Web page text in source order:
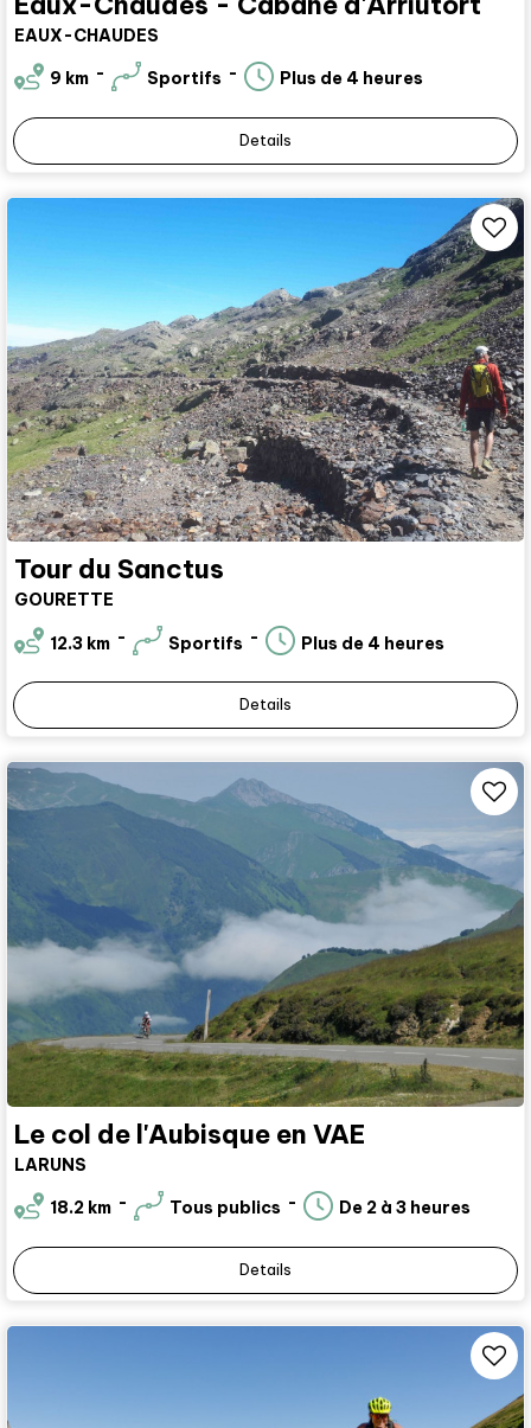
EAUX-CHAUDES
9 km Sportifs Plus de 4 heures
Details
Tour du Sanctus
GOURETTE
12.3 km Sportifs Plus de 4 heures
Details
Le col de l'Aubisque en VAE
LARUNS
18.2 km Tous publics De 2 à 3 heures
Details